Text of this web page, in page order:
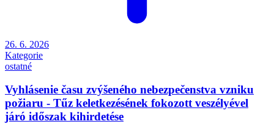
26. 6. 2026
Kategorie
ostatné
Vyhlásenie času zvýšeného nebezpečenstva vzniku
požiaru - Tűz keletkezésének fokozott veszélyével
járó időszak kihirdetése